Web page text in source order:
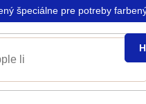
špeciálne pre potreby